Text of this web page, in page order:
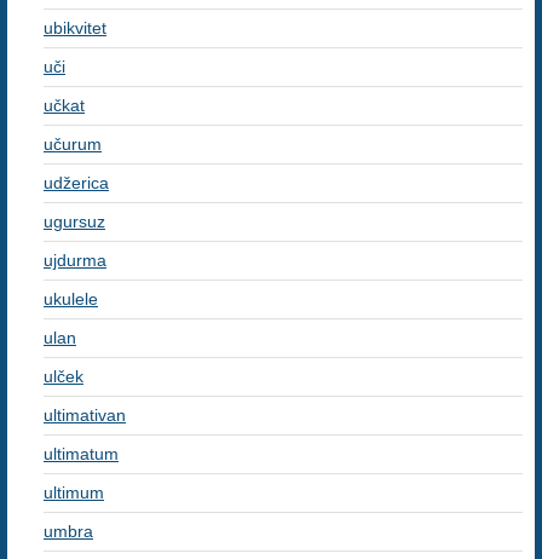
ubikvitet
uči
učkat
učurum
udžerica
ugursuz
ujdurma
ukulele
ulan
ulček
ultimativan
ultimatum
ultimum
umbra